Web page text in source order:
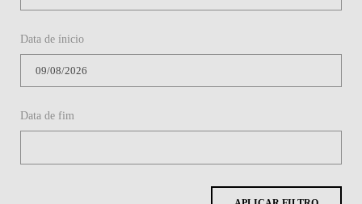
Data de ínicio
Data de fim